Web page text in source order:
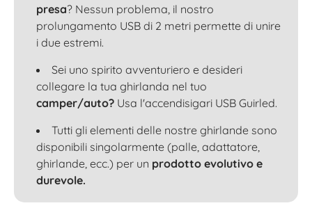
presa? Nessun problema, il nostro
prolungamento USB di 2 metri permette di unire
i due estremi.
Sei uno spirito avventuriero e desideri
collegare la tua ghirlanda nel tuo
camper/auto? Usa l'accendisigari USB Guirled.
Tutti gli elementi delle nostre ghirlande sono
disponibili singolarmente (palle, adattatore,
ghirlande, ecc.) per un prodotto evolutivo e
durevole.